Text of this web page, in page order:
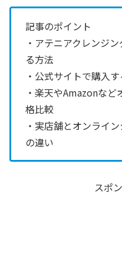
記事のポイント
・アテニアクレンジ
る方法
・公式サイトで購入
・楽天やAmazonな
格比較
・実店舗とオンライ
の違い
スポ